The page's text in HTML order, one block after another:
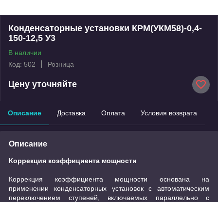
Конденсаторные установки КРМ(УКМ58)-0,4-
150-12,5 У3
В наличии
Код: 502
Розница
Цену уточняйте
Описание Доставка Оплата Условия возврата
Описание
Коррекция коэффициента мощности
Коррекция коэффициента мощности основана на
применении конденсаторных установок с автоматическим
переключением ступеней, включаемых параллельно с